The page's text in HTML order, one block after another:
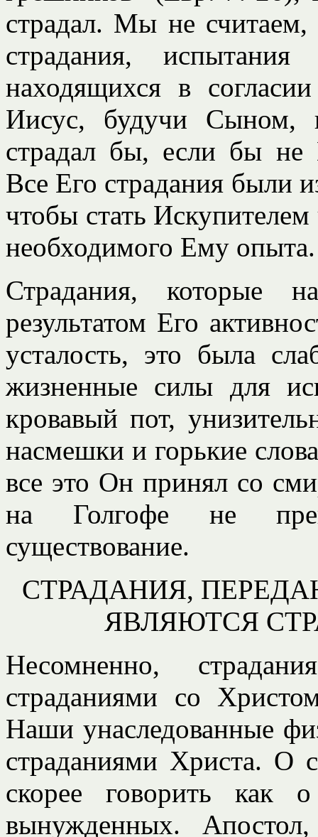
страдал. Мы не
страдания,
находящихся в
Иисус, будучи Сыном,
страдал бы, если бы не
Все Его страдания были
чтобы стать
необходимого Ему опыта.
Страдания, которые
результатом Его
усталость, это была
жизненные силы для
кровавый пот,
насмешки и горькие
все это Он принял со
на Голгофе не
существование.
СТРАДАНИЯ,
ЯВЛЯЮТСЯ
Несомненно,
страданиями со
Наши унаследованные
страданиями Христа. О
скорее говорить как
вынужденных.